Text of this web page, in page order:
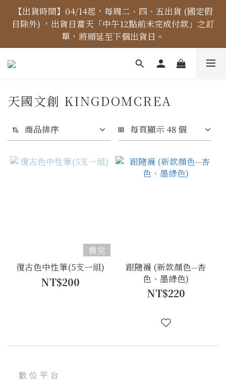
【價格標示更新】異象出版品-價格標示更新為原價，
折扣一律購物車計算。
【出貨時間】04/14起，每周二、四、五出貨 (國定假
日除外) ，出貨日當天「中午12點前未完成付款」之訂
單，將順延至下個出貨日。
【免運金額】台灣地區全站滿1000元免運費！
折扣一律購物車計算。
天國文創 KINGDOMCREA
商品排序 每頁顯示 48 個
售完
復古色中性筆(5支一組)
NT$200
跟隨襪 (新款顏色--杏
色、墨綠色)
NT$220
數位平台